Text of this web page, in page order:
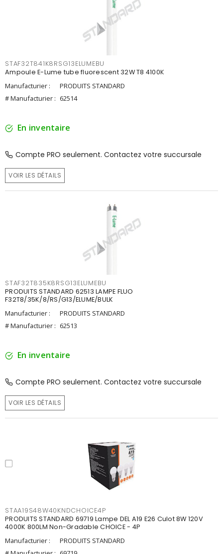
STAF32T841K8RSG13ELUMEBU
Ampoule E-Lume tube fluorescent 32W T8 4100K
Manufacturier :
PRODUITS STANDARD
# Manufacturier : 62514
En inventaire
Compte PRO seulement. Contactez votre succursale
VOIR LES DÉTAILS
STAF32T835K8RSG13ELUMEBU
PRODUITS STANDARD 62513 LAMPE FLUO
F32T8/35K/8/RS/G13/ELUME/BULK
Manufacturier :
PRODUITS STANDARD
# Manufacturier : 62513
En inventaire
Compte PRO seulement. Contactez votre succursale
VOIR LES DÉTAILS
STAA19S48W40KNDCHOICE4P
PRODUITS STANDARD 69719 Lampe DEL A19 E26 Culot 8W 120V
4000K 800LM Non-Gradable CHOICE - 4P
Manufacturier :
PRODUITS STANDARD